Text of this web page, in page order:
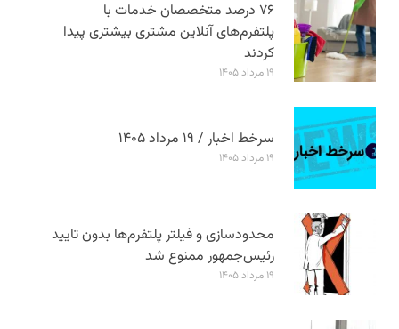
۷۶ درصد متخصصان خدمات با
پلتفرم‌های آنلاین مشتری بیشتری پیدا
کردند
۱۹ مرداد ۱۴۰۵
سرخط اخبار / ۱۹ مرداد ۱۴۰۵
۱۹ مرداد ۱۴۰۵
محدودسازی و فیلتر پلتفرم‌ها بدون تایید
رئیس‌جمهور ممنوع شد
۱۹ مرداد ۱۴۰۵